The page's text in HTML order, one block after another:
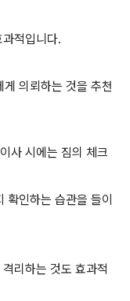
적입니다.
의뢰하는 것을 추천
사 시에는 짐의 체크
인하는 습관을 들이
리하는 것도 효과적